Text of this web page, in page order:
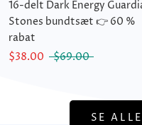
16-delt Dark Energy
Stones bundtsæt 👉 60 %
rabat
$38.00
$69.00
SE